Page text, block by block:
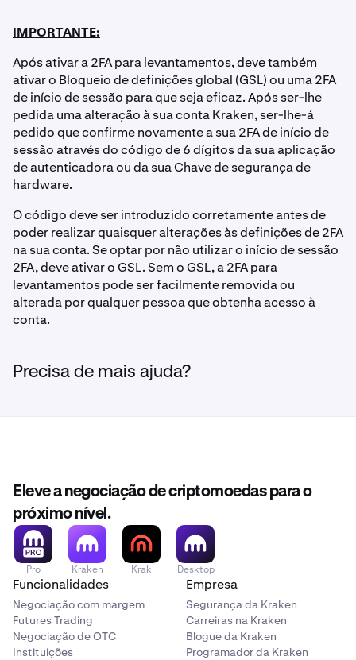
IMPORTANTE:
Após ativar a 2FA para levantamentos, deve também
ativar o Bloqueio de definições global (GSL) ou uma 2FA
de início de sessão para que seja eficaz. Após ser-lhe
pedida uma alteração à sua conta Kraken, ser-lhe-á
pedido que confirme novamente a sua 2FA de início de
sessão através do código de 6 dígitos da sua aplicação
de autenticadora ou da sua Chave de segurança de
hardware.
O código deve ser introduzido corretamente antes de
poder realizar quaisquer alterações às definições de 2FA
na sua conta. Se optar por não utilizar o início de sessão
2FA, deve ativar o GSL. Sem o GSL, a 2FA para
levantamentos pode ser facilmente removida ou
alterada por qualquer pessoa que obtenha acesso à
conta.
Precisa de mais ajuda?
Eleve a negociação de criptomoedas para o
próximo nível.
Pro Kraken Krak Desktop
Funcionalidades
Negociação com margem
Futures Trading
Negociação de OTC
Instituições
Empresa
Segurança da Kraken
Carreiras na Kraken
Blogue da Kraken
Programador da Kraken